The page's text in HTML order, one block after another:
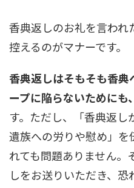
香典返しのお礼を言われ
控えるのがマナーです。
香典返しはそもそも香
ープに陥らないためにも
す。ただし、「香典返
遺族への労りや慰め」を
れても問題ありません。
しをお送りいただき、